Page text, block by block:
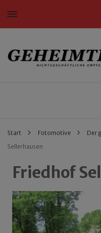
Nichtgeschäftliche
Start Fotomotive Der
Sellerhausen
Friedhof